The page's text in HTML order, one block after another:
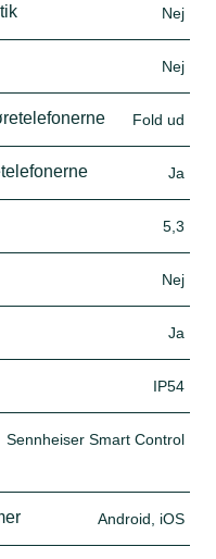
Nej
Nej
Fold ud
Ja
5,3
Nej
Ja
IP54
Sennheiser Smart Control
Android, iOS